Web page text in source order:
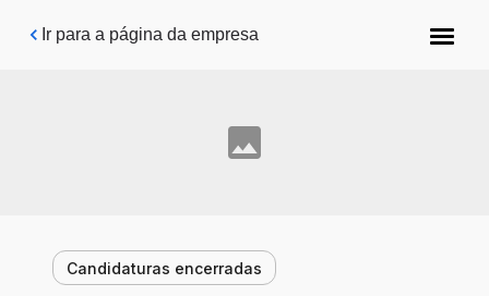
Pular para o conteúdo principal
Ir para a página da empresa
Candidaturas encerradas